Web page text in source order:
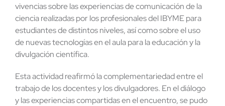
vivencias sobre las experiencias de comunicación de la
ciencia realizadas por los profesionales del IBYME para
estudiantes de distintos niveles, así como sobre el uso
de nuevas tecnologías en el aula para la educación y la
divulgación científica.
Esta actividad reafirmó la complementariedad entre el
trabajo de los docentes y los divulgadores. En el diálogo
y las experiencias compartidas en el encuentro, se pudo